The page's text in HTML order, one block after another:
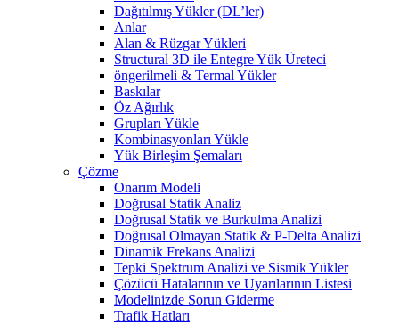
Dağıtılmış Yükler (DL’ler)
Anlar
Alan & Rüzgar Yükleri
Structural 3D ile Entegre Yük Üreteci
öngerilmeli & Termal Yükler
Baskılar
Öz Ağırlık
Grupları Yükle
Kombinasyonları Yükle
Yük Birleşim Şemaları
Çözme
Onarım Modeli
Doğrusal Statik Analiz
Doğrusal Statik ve Burkulma Analizi
Doğrusal Olmayan Statik & P-Delta Analizi
Dinamik Frekans Analizi
Tepki Spektrum Analizi ve Sismik Yükler
Çözücü Hatalarının ve Uyarılarının Listesi
Modelinizde Sorun Giderme
Trafik Hatları